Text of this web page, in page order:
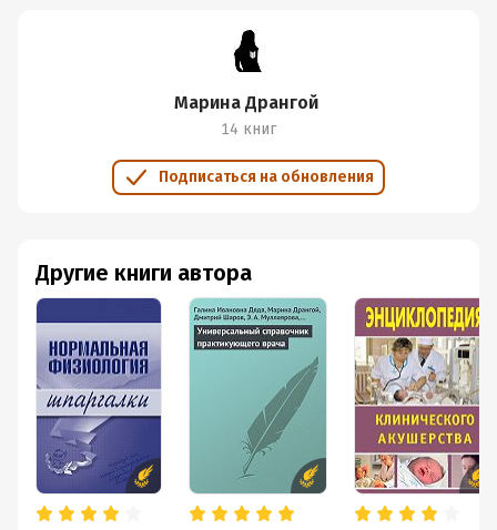
Марина Дрангой
14 книг
Подписаться на обновления
Другие книги автора